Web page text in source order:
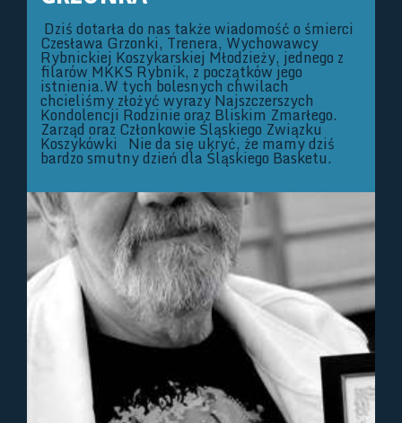
Dziś dotarła do nas także wiadomość o śmierci
Czesława Grzonki, Trenera, Wychowawcy
Rybnickiej Koszykarskiej Młodzieży, jednego z
filarów MKKS Rybnik, z początków jego
istnienia.W tych bolesnych chwilach
chcieliśmy złożyć wyrazy Najszczerszych
Kondolencji Rodzinie oraz Bliskim Zmarłego.
Zarząd oraz Członkowie Śląskiego Związku
Koszykówki Nie da się ukryć, że mamy dziś
bardzo smutny dzień dla Śląskiego Basketu.